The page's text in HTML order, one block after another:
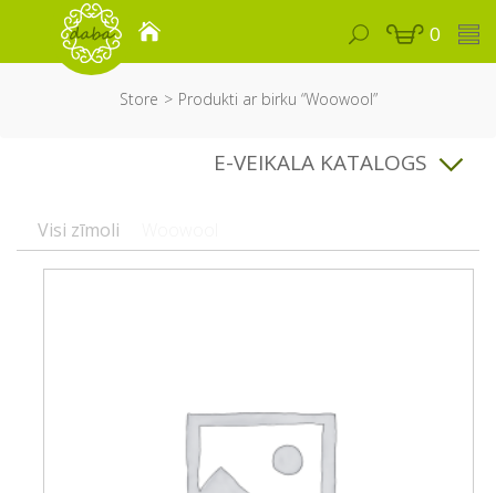
0
Store Produkti ar birku “Woowool”
E-VEIKALA KATALOGS
Visi zīmoli